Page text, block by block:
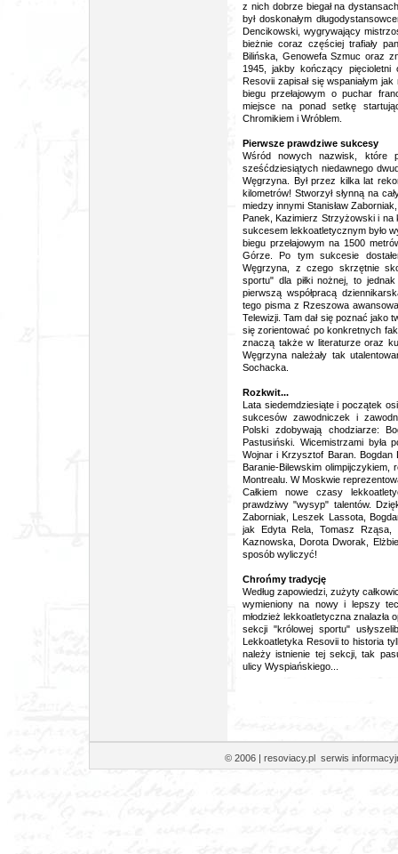
z nich dobrze biegał na
był doskonałym
Dencikowski, wygrywający
bieżnie coraz częściej trafiały
Bilińska, Genowefa Szmuc oraz
1945, jakby kończący
Resovii zapisał się wspaniałym
biegu przełajowym o puchar
miejsce na ponad setkę
Chromikiem i Wróblem.
Pierwsze prawdziwe sukcesy
Wśród nowych nazwisk, które
sześćdziesiątych niedawnego
Węgrzyna. Był przez kilka lat
kilometrów! Stworzył słynną na
miedzy innymi Stanisław
Panek, Kazimierz Strzyżowski i na
sukcesem lekkoatletycznym było
biegu przełajowym na 1500
Górze. Po tym sukcesie
Węgrzyna, z czego skrzętnie
sportu" dla piłki nożnej, to
pierwszą współpracą
tego pisma z Rzeszowa
Telewizji. Tam dał się poznać jako
się zorientować po konkretnych
znaczą także w literaturze oraz
Węgrzyna należały tak
Sochacka.
Rozkwit...
Lata siedemdziesiąte i początek
sukcesów zawodniczek i
Polski zdobywają chodziarze:
Pastusiński. Wicemistrzami była
Wojnar i Krzysztof Baran. Bogdan
Baranie-Bilewskim
Montrealu. W Moskwie
Całkiem nowe czasy
prawdziwy "wysyp" talentów.
Zaborniak, Leszek Lassota,
jak Edyta Rela, Tomasz Rząsa,
Kaznowska, Dorota Dworak,
sposób wyliczyć!
Chrońmy tradycję
Według zapowiedzi, zużyty
wymieniony na nowy i lepszy
młodzież lekkoatletyczna
sekcji "królowej sportu"
Lekkoatletyka Resovii to historia
należy istnienie tej sekcji, tak
ulicy Wyspiańskiego...
© 2006 | resoviacy.pl serwis